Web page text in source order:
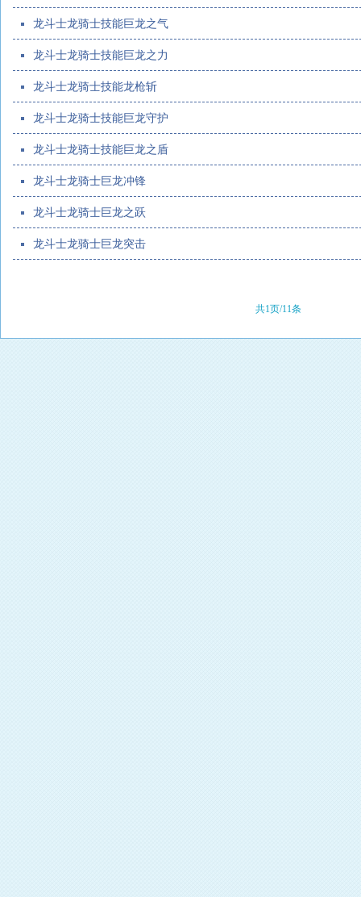
龙斗士龙骑士技能巨龙之气
龙斗士龙骑士技能巨龙之力
龙斗士龙骑士技能龙枪斩
龙斗士龙骑士技能巨龙守护
龙斗士龙骑士技能巨龙之盾
龙斗士龙骑士巨龙冲锋
龙斗士龙骑士巨龙之跃
龙斗士龙骑士巨龙突击
共1页/11条